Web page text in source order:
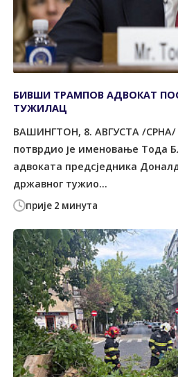
прије 2 минута
БИВШИ ТРАМПОВ АДВОКАТ
ТУЖИЛАЦ
ВАШИНГТОН, 8. АВГУСТА /СРНА/
потврдио је именовање Тода
адвоката предсједника
државног тужио...